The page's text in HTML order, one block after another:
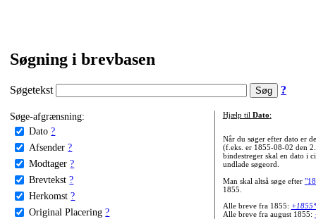
Søgning i brevbasen
Søgetekst ?
Søge-afgrænsning:
Dato ?
Afsender ?
Modtager ?
Brevtekst ?
Herkomst ?
Original Placering ?
Hjælp til Dato:
Når du søger efter dato er
(f.eks. er 1855-08-02 den
bindestreger skal en dato i
undlade søgeord.
Man skal altså søge efter
1855.
Alle breve fra 1855:
Alle breve fra august 1855: